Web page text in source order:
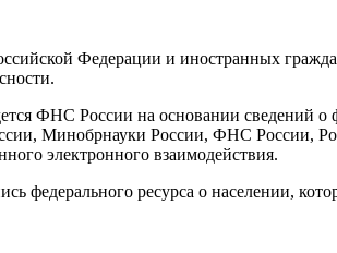
Федерации и иностранных
ФНС России на основании сведений о
Минобрнауки России, ФНС России,
электронного взаимодействия.
федерального ресурса о населении,